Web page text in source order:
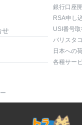
せ
銀行口座
RSA申し
USI番号
バリスタ
日本への
各種サー